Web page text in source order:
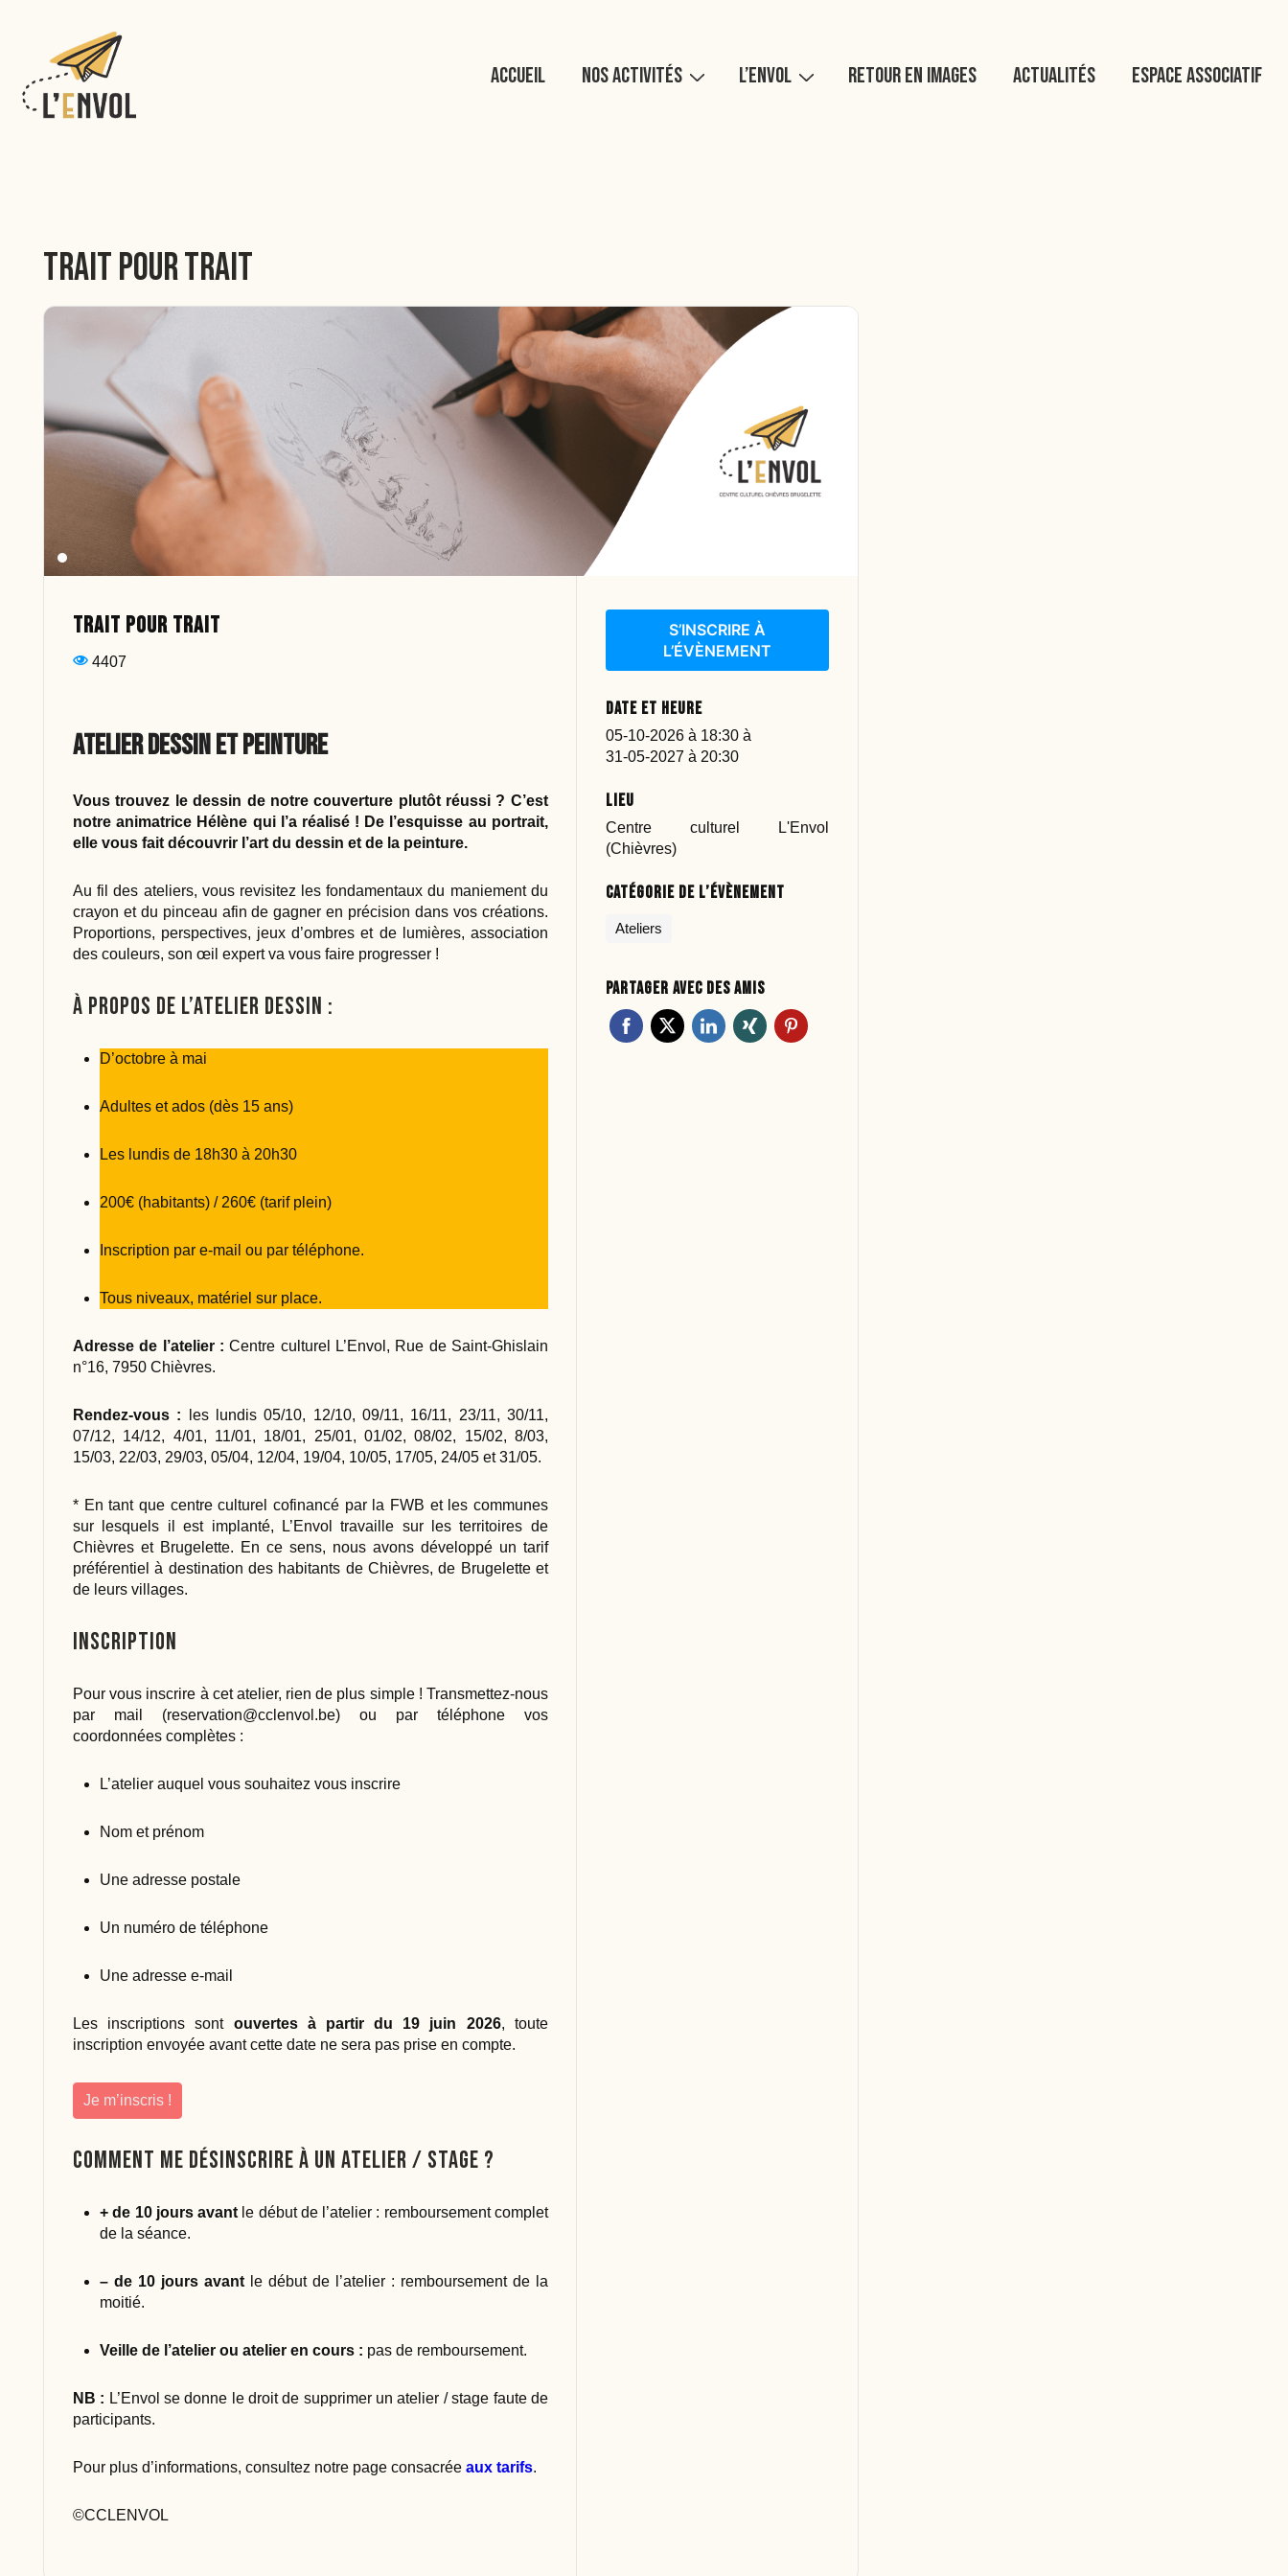
contenu
principal
Navigation
Accueil Nos activités L’Envol Retour en images Actualités Espace associatif
Trait pour Trait
Trait pour Trait
4407
Atelier dessin et peinture
Vous trouvez le dessin de notre couverture plutôt réussi ? C’est
notre animatrice Hélène qui l’a réalisé ! De l’esquisse au portrait,
elle vous fait découvrir l’art du dessin et de la peinture.
Au fil des ateliers, vous revisitez les fondamentaux du maniement du
crayon et du pinceau afin de gagner en précision dans vos créations.
Proportions, perspectives, jeux d’ombres et de lumières, association
des couleurs, son œil expert va vous faire progresser !
À propos de l’atelier dessin :
D’octobre à mai
Adultes et ados (dès 15 ans)
Les lundis de 18h30 à 20h30
200€ (habitants) / 260€ (tarif plein)
Inscription par e-mail ou par téléphone.
Tous niveaux, matériel sur place.
Adresse de l’atelier :Centre culturel L’Envol, Rue de Saint-Ghislain
n°16, 7950 Chièvres.
Rendez-vous : les lundis 05/10, 12/10, 09/11, 16/11, 23/11, 30/11,
07/12, 14/12, 4/01, 11/01, 18/01, 25/01, 01/02, 08/02, 15/02, 8/03,
15/03, 22/03, 29/03, 05/04, 12/04, 19/04, 10/05, 17/05, 24/05 et 31/05.
* En tant que centre culturel cofinancé par la FWB et les communes
sur lesquels il est implanté, L’Envol travaille sur les territoires de
Chièvres et Brugelette. En ce sens, nous avons développé un tarif
préférentiel à destination des habitants de Chièvres, de Brugelette et
de leurs villages.
Inscription
Pour vous inscrire à cet atelier, rien de plus simple ! Transmettez-nous
par mail (reservation@cclenvol.be) ou par téléphone vos
coordonnées complètes :
L’atelier auquel vous souhaitez vous inscrire
Nom et prénom
Une adresse postale
Un numéro de téléphone
Une adresse e-mail
Les inscriptions sont ouvertes à partir du 19 juin 2026, toute
inscription envoyée avant cette date ne sera pas prise en compte.
Je m’inscris !
Comment me désinscrire à un atelier / stage ?
+ de 10 jours avant le début de l’atelier : remboursement complet
de la séance.
– de 10 jours avant le début de l’atelier : remboursement de la
moitié.
Veille de l’atelier ou atelier en cours : pas de remboursement.
NB : L’Envol se donne le droit de supprimer un atelier / stage faute de
participants.
Pour plus d’informations, consultez notre page consacrée aux tarifs.
©CCLENVOL
S’INSCRIRE À
L’ÉVÈNEMENT
Date et heure
05-10-2026 à 18:30 à
31-05-2027 à 20:30
Lieu
Centre culturel L'Envol
(Chièvres)
Catégorie de l’évènement
Ateliers
Partager avec des amis